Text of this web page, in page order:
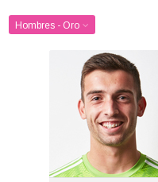
Hombres - Oro
Antonio Sivera
Posición:
Portero
Fecha de nacimiento:
1996-08-11